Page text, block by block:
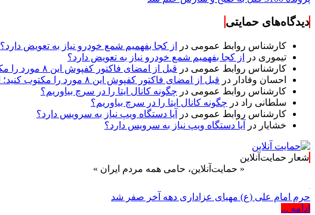
دیدگاه‌های حمایتی
کارشناس روابط عمومی در
از کجا بفهمیم شمع خودرو نیاز به تعویض دارد؟
تیموری در
از کجا بفهمیم شمع خودرو نیاز به تعویض دارد؟
کارشناس روابط عمومی در قبل از امضای فاکتور کفپوش این ۸ مورد را مکتوب کنید؛ از متراژ پرت تا ضمانت نصب
احسان وفادار در قبل از امضای فاکتور کفپوش این ۸ مورد را مکتوب کنید؛ از متراژ پرت تا ضمانت نصب
کارشناس روابط عمومی در چگونه کانال ایتا را در سرچ بیاوریم؟
سلطانی راد در چگونه کانال ایتا را در سرچ بیاوریم؟
کارشناس روابط عمومی در
آیا دستگاه ویپ نیاز به سرویس دارد؟
خشایار در آیا دستگاه ویپ نیاز به سرویس دارد؟
شعار حمایت‌آنلاین
« حمایت‌آنلاین، حامی همه مردم ایران »
حرم امام علی (ع) مهیای عزاداری دهه آخر صفر شد
ادامه ...